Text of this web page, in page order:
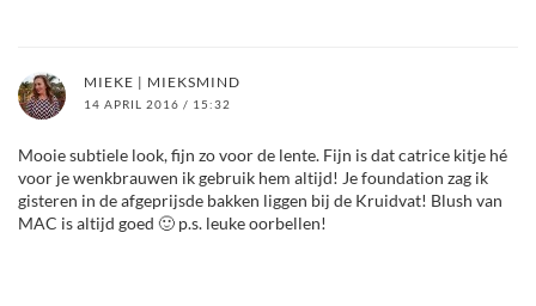
MIEKE | MIEKSMIND
14 APRIL 2016 / 15:32
Mooie subtiele look, fijn zo voor de lente. Fijn is dat catrice kitje hé
voor je wenkbrauwen ik gebruik hem altijd! Je foundation zag ik
gisteren in de afgeprijsde bakken liggen bij de Kruidvat! Blush van
MAC is altijd goed 🙂 p.s. leuke oorbellen!